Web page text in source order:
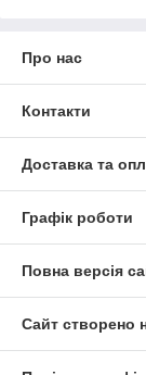
Про нас
Контакти
Доставка та
Графік роботи
Повна версія
Сайт створено